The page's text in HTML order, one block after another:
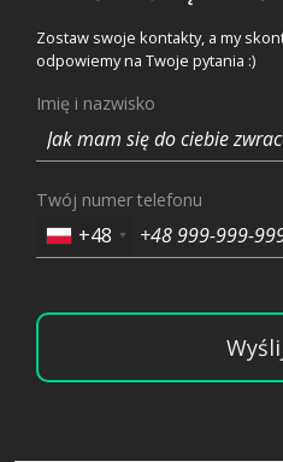
Zostaw swoje kontakty, a my
odpowiemy na Twoje pytania :)
Imię i nazwisko
Twój numer telefonu
+48